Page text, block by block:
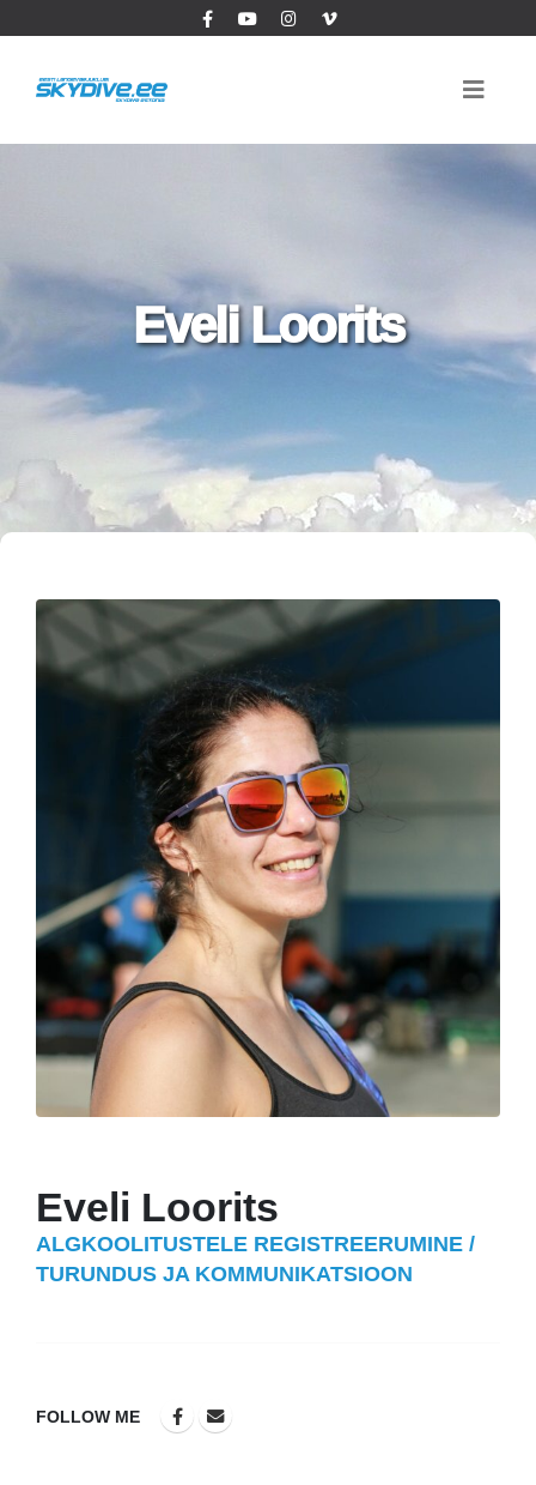
Eveli Loorits
Eveli Loorits
ALGKOOLITUSTELE REGISTREERUMINE /
TURUNDUS JA KOMMUNIKATSIOON
FOLLOW ME